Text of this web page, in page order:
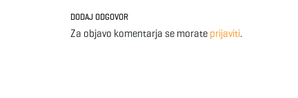
DODAJ ODGOVOR
Za objavo komentarja se morate prijaviti.